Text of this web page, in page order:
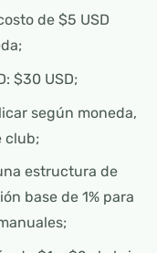
de $5 USD
$30 USD;
según moneda,
club;
estructura de
base de 1% para